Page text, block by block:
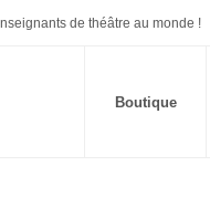
de théâtre au monde !
Boutique